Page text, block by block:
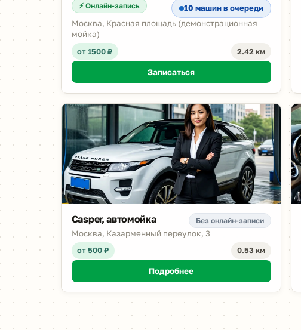
⚡ Онлайн-запись
10 машин в очереди
Москва, Красная площадь (демонстрационная
мойка)
от 1500 ₽
2.42 км
Записаться
Casper, автомойка Без онлайн-записи
Москва, Казарменный переулок, 3
от 500 ₽
0.53 км
Подробнее